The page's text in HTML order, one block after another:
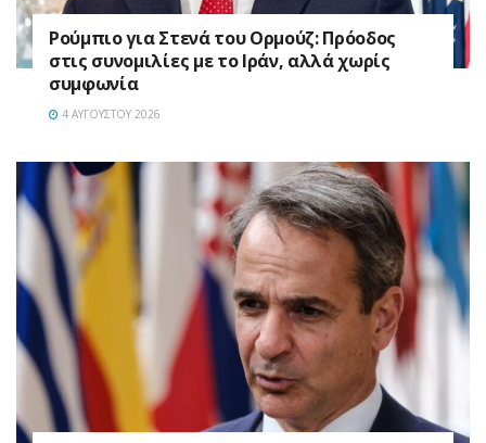
Ρούμπιο για Στενά του Ορμούζ: Πρόοδος
στις συνομιλίες με το Ιράν, αλλά χωρίς
συμφωνία
4 ΑΥΓΟΎΣΤΟΥ 2026